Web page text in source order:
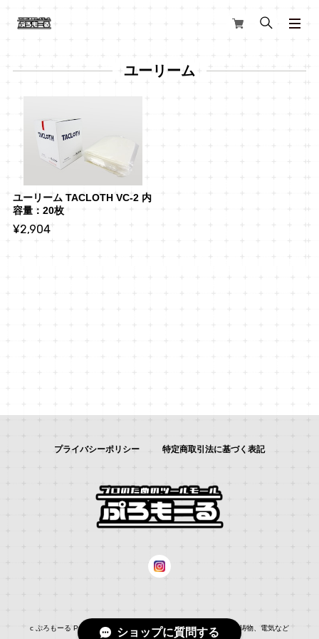
ユーリーム
ユーリーム TACLOTH VC-2 内
容量：20枚
¥2,904
プライバシーポリシー 特定商取引法に基づく表記
c ぷろもーる ProMALL：総合通販サイト：：自動車補修、建築、鋳物、電気など
ショップに質問する